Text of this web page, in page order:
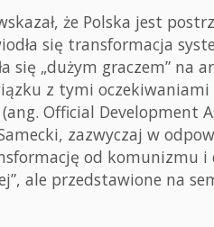
że Polska jest
się transformacja
się „dużym graczem” na
z tymi
Official Development
zazwyczaj w
od komunizmu i
ale przedstawione na